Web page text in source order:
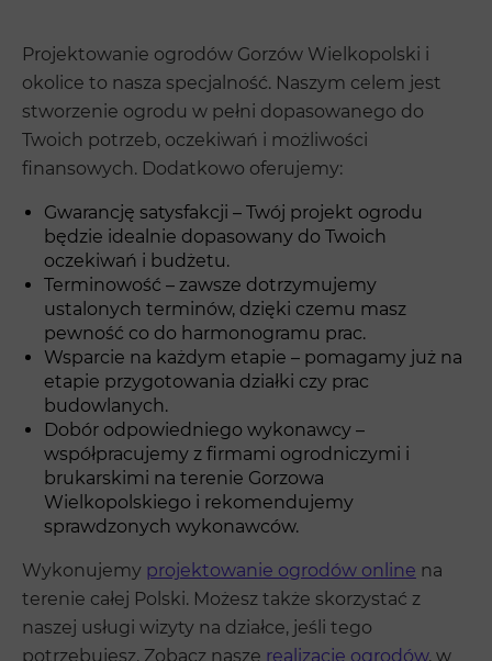
Projektowanie ogrodów Gorzów Wielkopolski i
okolice to nasza specjalność. Naszym celem jest
stworzenie ogrodu w pełni dopasowanego do
Twoich potrzeb, oczekiwań i możliwości
finansowych. Dodatkowo oferujemy:
Gwarancję satysfakcji – Twój projekt ogrodu
będzie idealnie dopasowany do Twoich
oczekiwań i budżetu.
Terminowość – zawsze dotrzymujemy
ustalonych terminów, dzięki czemu masz
pewność co do harmonogramu prac.
Wsparcie na każdym etapie – pomagamy już na
etapie przygotowania działki czy prac
budowlanych.
Dobór odpowiedniego wykonawcy –
współpracujemy z firmami ogrodniczymi i
brukarskimi na terenie Gorzowa
Wielkopolskiego i rekomendujemy
sprawdzonych wykonawców.
Wykonujemy projektowanie ogrodów online na
terenie całej Polski. Możesz także skorzystać z
naszej usługi wizyty na działce, jeśli tego
potrzebujesz. Zobacz nasze realizacje ogrodów, w